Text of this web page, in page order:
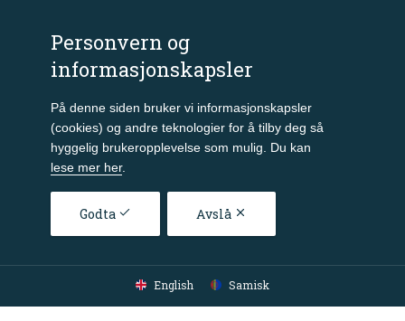
Personvern og
informasjonskapsler
På denne siden bruker vi informasjonskapsler
(cookies) og andre teknologier for å tilby deg så
hyggelig brukeropplevelse som mulig. Du kan
lese mer her.
Godta Avslå
Gå til hovedinnhold
English Samisk